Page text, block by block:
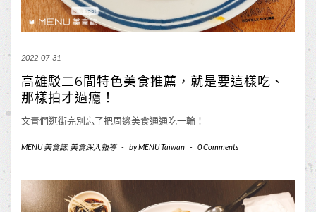
2022-07-31
高雄駁二6間特色美食推薦，就是要這樣吃、
那樣拍才過癮！
文青們逛街完別忘了把周邊美食通通吃一輪！
MENU 美食誌, 美食深入報導 - byMENU Taiwan - 0 Comments